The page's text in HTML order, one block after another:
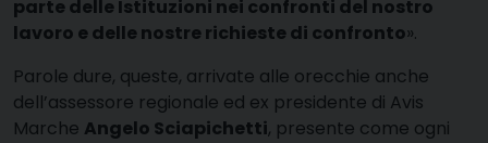
parte delle Istituzioni nei confronti del nostro
lavoro e delle nostre richieste di confronto».
Parole dure, queste, arrivate alle orecchie anche
dell’assessore regionale ed ex presidente di Avis
Marche Angelo Sciapichetti, presente come ogni